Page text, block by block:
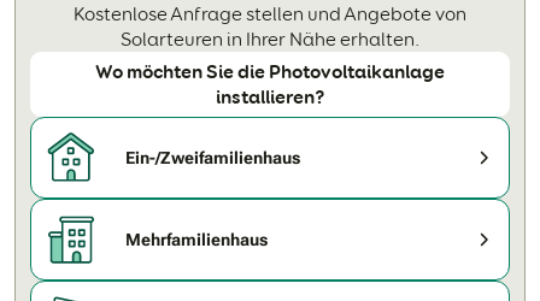
Kostenlose Anfrage stellen und Angebote von
Solarteuren in Ihrer Nähe erhalten.
Wo möchten Sie die Photovoltaikanlage
installieren?
Ein-/Zweifamilienhaus
Mehrfamilienhaus